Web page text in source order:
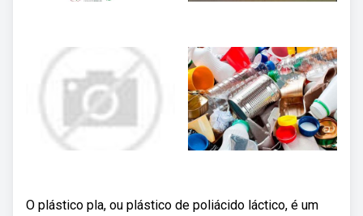
O plástico pla, ou plástico de poliácido láctico, é um